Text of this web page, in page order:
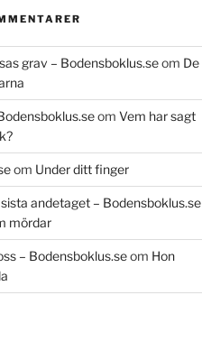
grav – Bodensboklus.seom De
om Vem har sagt
om Under ditt finger
andetaget – Bodensboklus.se
mördar
– Bodensboklus.seom Hon